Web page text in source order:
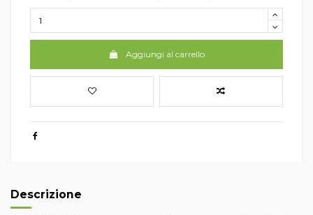
Aggiungi al carrello
Descrizione